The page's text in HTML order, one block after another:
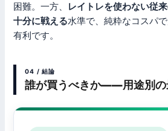
困難。一方、 レイトレを使わない従
十分に戦える水準で、純粋なコスパ
有利です。
04 / 結論
誰が買うべきか——用途別の